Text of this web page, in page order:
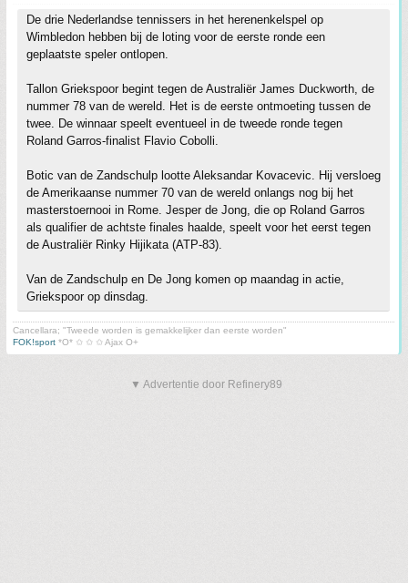
De drie Nederlandse tennissers in het herenenkelspel op
Wimbledon hebben bij de loting voor de eerste ronde een
geplaatste speler ontlopen.
Tallon Griekspoor begint tegen de Australiër James Duckworth, de
nummer 78 van de wereld. Het is de eerste ontmoeting tussen de
twee. De winnaar speelt eventueel in de tweede ronde tegen
Roland Garros-finalist Flavio Cobolli.
Botic van de Zandschulp lootte Aleksandar Kovacevic. Hij versloeg
de Amerikaanse nummer 70 van de wereld onlangs nog bij het
masterstoernooi in Rome. Jesper de Jong, die op Roland Garros
als qualifier de achtste finales haalde, speelt voor het eerst tegen
de Australiër Rinky Hijikata (ATP-83).
Van de Zandschulp en De Jong komen op maandag in actie,
Griekspoor op dinsdag.
Cancellara; "Tweede worden is gemakkelijker dan eerste worden"
FOK!sport *O* ✩ ✩ ✩ Ajax O+
▼ Advertentie door Refinery89